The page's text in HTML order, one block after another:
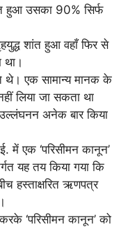
हुआ उसका 90% सिर्फ
शांत हुआ वहाँ फिर से
था।
थे। एक सामान्य मानक के
लिया जा सकता था
अनेक बार किया
में एक ‘परिसीमन कानून’
यह तय किया गया कि
हस्ताक्षरित ऋणपत्र
‘परिसीमन कानून’ को